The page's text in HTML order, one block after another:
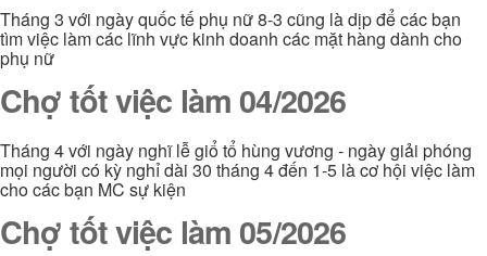
Tháng 3 với ngày quốc tế phụ nữ 8-3 cũng là dịp để các bạn
tìm việc làm các lĩnh vực kinh doanh các mặt hàng dành cho
phụ nữ
Chợ tốt việc làm 04/2026
Tháng 4 với ngày nghĩ lễ giổ tổ hùng vương - ngày giải phóng
mọi người có kỳ nghỉ dài 30 tháng 4 đến 1-5 là cơ hội việc làm
cho các bạn MC sự kiện
Chợ tốt việc làm 05/2026